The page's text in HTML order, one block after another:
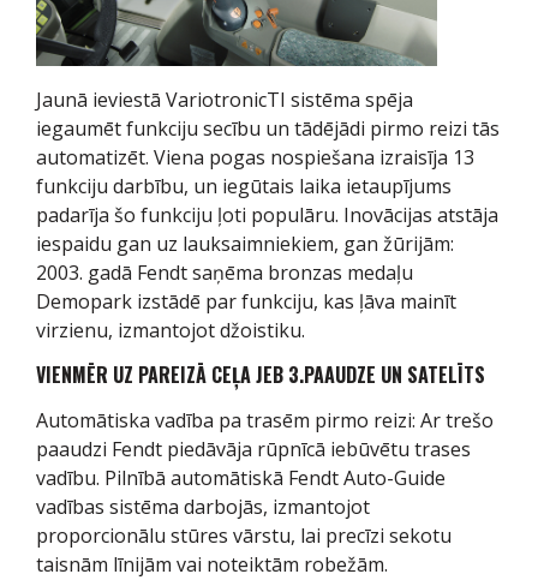
Jaunā ieviestā VariotronicTI sistēma spēja
iegaumēt funkciju secību un tādējādi pirmo reizi tās
automatizēt. Viena pogas nospiešana izraisīja 13
funkciju darbību, un iegūtais laika ietaupījums
padarīja šo funkciju ļoti populāru. Inovācijas atstāja
iespaidu gan uz lauksaimniekiem, gan žūrijām:
2003. gadā Fendt saņēma bronzas medaļu
Demopark izstādē par funkciju, kas ļāva mainīt
virzienu, izmantojot džoistiku.
VIENMĒR UZ PAREIZĀ CEĻA JEB 3.PAAUDZE UN SATELĪTS
Automātiska vadība pa trasēm pirmo reizi: Ar trešo
paaudzi Fendt piedāvāja rūpnīcā iebūvētu trases
vadību. Pilnībā automātiskā Fendt Auto-Guide
vadības sistēma darbojās, izmantojot
proporcionālu stūres vārstu, lai precīzi sekotu
taisnām līnijām vai noteiktām robežām.